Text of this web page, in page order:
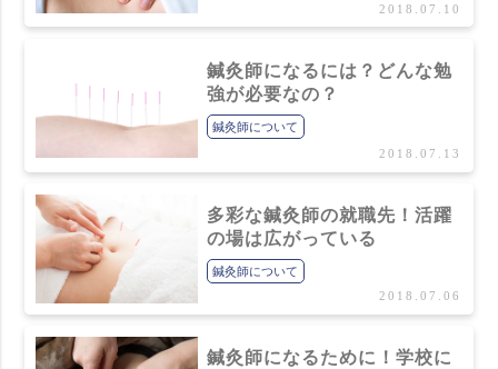
2018.07.10
鍼灸師になるには？どんな勉
強が必要なの？
鍼灸師について
2018.07.13
多彩な鍼灸師の就職先！活躍
の場は広がっている
鍼灸師について
2018.07.06
鍼灸師になるために！学校に